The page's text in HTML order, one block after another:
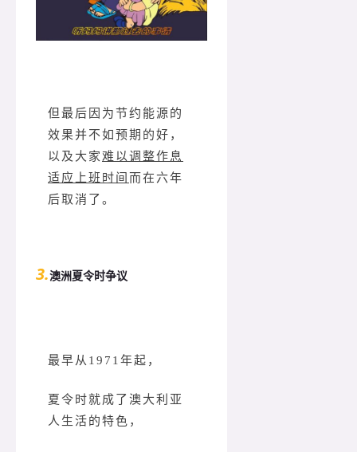
但最后因为节约能源的
效果并不如预期的好，
以及大家难以调整作息
适应上班时间 而在六年
后取消了。
3.澳洲夏令时争议
最早从1971年起，
夏令时就成了澳大利亚
人生活的特色，